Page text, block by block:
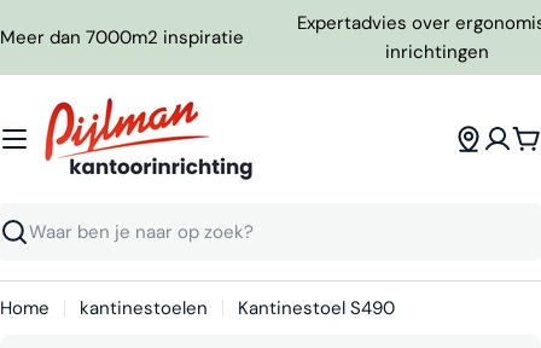
naar
inhoud
Meer dan 7000m2 inspiratie
Expertadvies over
inrichtingen
Zoeken
Home kantinestoelen Kantinestoel S490